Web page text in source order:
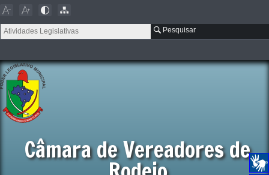
Pesquisar
Câmara de Vereadores de